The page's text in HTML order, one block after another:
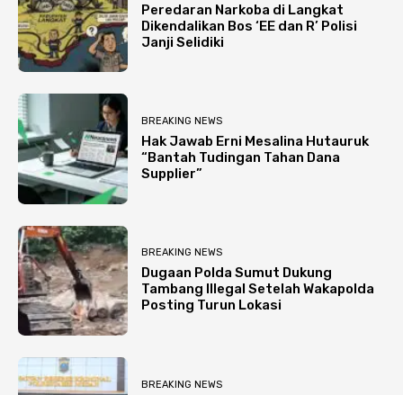
Peredaran Narkoba di Langkat
Dikendalikan Bos ‘EE dan R’ Polisi
Janji Selidiki
BREAKING NEWS
Hak Jawab Erni Mesalina Hutauruk
“Bantah Tudingan Tahan Dana
Supplier”
BREAKING NEWS
Dugaan Polda Sumut Dukung
Tambang Illegal Setelah Wakapolda
Posting Turun Lokasi
BREAKING NEWS